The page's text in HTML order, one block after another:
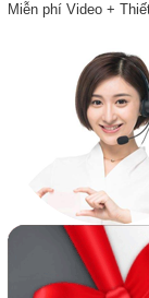
Miễn phí Video +